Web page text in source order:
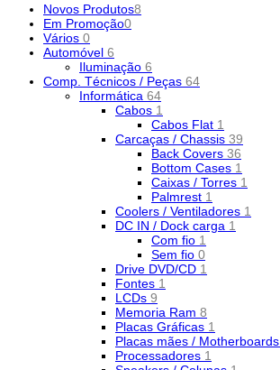
Novos Produtos8
Em Promoção0
Vários 0
Automóvel 6
Iluminação 6
Comp. Técnicos / Peças 64
Informática 64
Cabos 1
Cabos Flat 1
Carcaças / Chassis 39
Back Covers 36
Bottom Cases 1
Caixas / Torres 1
Palmrest 1
Coolers / Ventiladores 1
DC IN / Dock carga 1
Com fio 1
Sem fio 0
Drive DVD/CD 1
Fontes 1
LCDs 9
Memoria Ram 8
Placas Gráficas 1
Placas mães / Motherboards
Processadores 1